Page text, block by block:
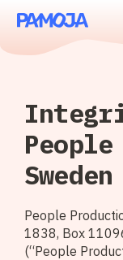
Sweden
People
1838, Box
(“People